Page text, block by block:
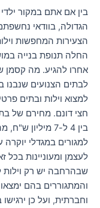
בין אם אתם במקור
הגדולה, בוודאי
הצעירות המחפשות
החלה תנופת בנייה
אחרו להגיע. מה קסמן
לבתים הצנועים
חצי דונם. מחירם של
בין 4 ל-7
למגורים במגדלי
לעצמן ומעוניינות בכל
שבהרחבה יש רק וילות
והמתגוררים בהם
וחברתית, ועל כן